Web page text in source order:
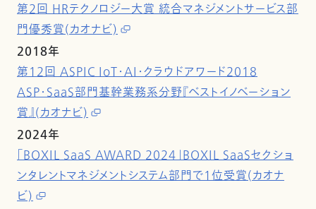
第2回 HRテクノロジー大賞 統合マネジメントサービス部
門優秀賞(カオナビ)
2018年
第12回 ASPIC IoT・AI・クラウドアワード2018
ASP・SaaS部門基幹業務系分野『ベストイノベーション
賞』(カオナビ)
2024年
「BOXIL SaaS AWARD 2024」BOXIL SaaSセクショ
ンタレントマネジメントシステム部門で1位受賞(カオナ
ビ)